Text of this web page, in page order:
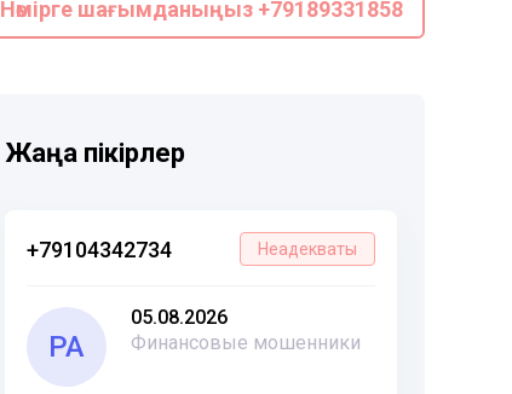
Нөмірге шағымданыңыз +79189331858
Жаңа пікірлер
+79104342734 Неадекваты
РА
05.08.2026
Финансовые мошенники